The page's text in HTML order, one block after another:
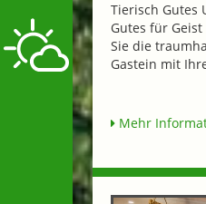
Tierisch Gutes
Gutes für
Sie die
Gastein mit
Mehr